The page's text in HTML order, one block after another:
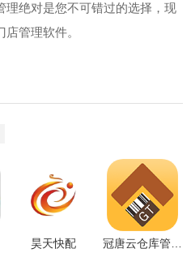
理绝对是您不可错过的选择，现
管理软件。
昊天快配